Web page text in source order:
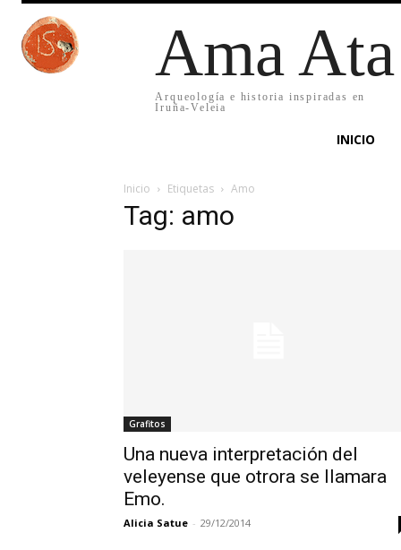
Ama Ata
Arqueología e historia inspiradas en
Iruña-Veleia
INICIO
Inicio Etiquetas Amo
Tag: amo
Grafitos
Una nueva interpretación del
veleyense que otrora se llamara
Emo.
Alicia Satue - 29/12/2014